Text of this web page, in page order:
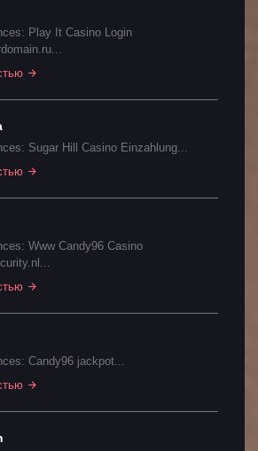
Play It Casino Login
Sugar Hill Casino Einzahlung...
Www Candy96 Casino
Candy96 jackpot...